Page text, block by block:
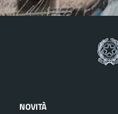
NOVITÀ